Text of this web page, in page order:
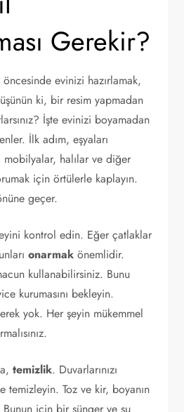
Gerekir?
öncesinde evinizi hazırlamak,
ki, bir resim yapmadan
İşte evinizi boyamadan
İlk adım, eşyaları
mobilyalar, halılar ve diğer
için örtülerle kaplayın.
geçer.
kontrol edin. Eğer çatlaklar
onarmak önemlidir.
kullanabilirsiniz. Bunu
kurumasını bekleyin.
yok. Her şeyin mükemmel
temizlik. Duvarlarınızı
temizleyin. Toz ve kir, boyanın